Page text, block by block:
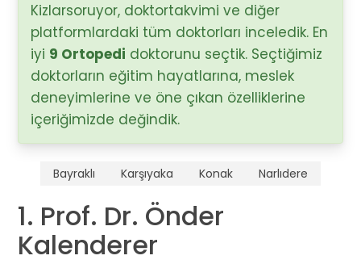
Tüm Doktorlar
Tüm doktorları göster
Kizlarsoruyor, doktortakvimi ve diğer
platformlardaki tüm doktorları inceledik. En
iyi 9 Ortopedi doktorunu seçtik. Seçtiğimiz
doktorların eğitim hayatlarına, meslek
deneyimlerine ve öne çıkan özelliklerine
içeriğimizde değindik.
Bayraklı Karşıyaka Konak Narlıdere
1. Prof. Dr. Önder
Kalenderer